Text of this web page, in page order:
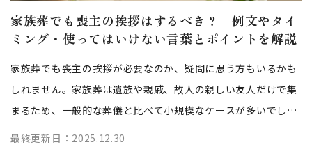
家族葬でも喪主の挨拶はするべき？ 例文やタイ
ミング・使ってはいけない言葉とポイントを解説
家族葬でも喪主の挨拶が必要なのか、疑問に思う方もいるかも
しれません。家族葬は遺族や親戚、故人の親しい友人だけで集
まるため、一般的な葬儀と比べて小規模なケースが多いでしょ
う。 本記事では家族葬で喪主の挨...
最終更新日：2025.12.30